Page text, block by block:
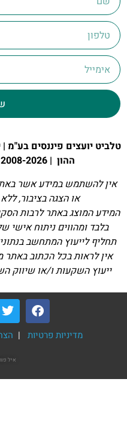
טלביט יועצים פיננסים
ההון | 2008-2026 © כל הזכויות שמורות
אין להשתמש במידע אשר
או הצגה בציבור,
המידע המוצג באתר לרבות
בלבד ומהווים ניתוח אישי
תחליף לייעוץ המתחשב
אין לראות בכל הכתוב באתר
ייעוץ השקעות ו/או שיווק
מדיניות פרטיות |
איל